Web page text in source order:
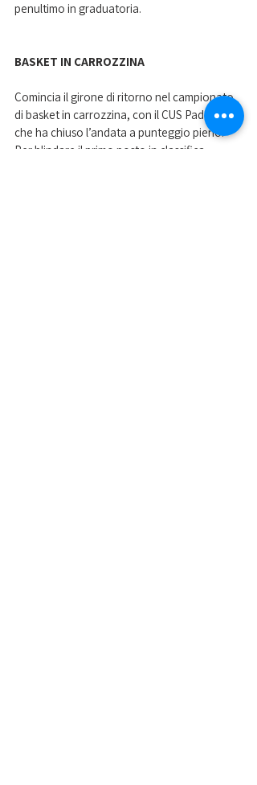
penultimo in graduatoria.
BASKET IN CARROZZINA
Comincia il girone di ritorno nel campionato
di basket in carrozzina, con il CUS Padova
che ha chiuso l’andata a punteggio pieno.
Per blindare il primo posto in classifica